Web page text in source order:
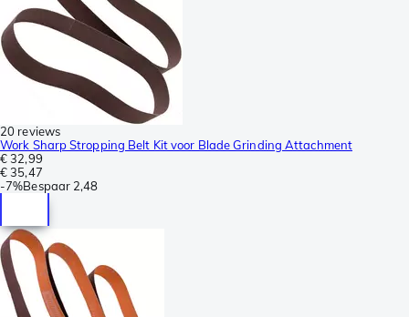
20 reviews
Work Sharp Stropping Belt Kit voor Blade Grinding Attachment
€ 32,99
€ 35,47
-7%Bespaar 2,48